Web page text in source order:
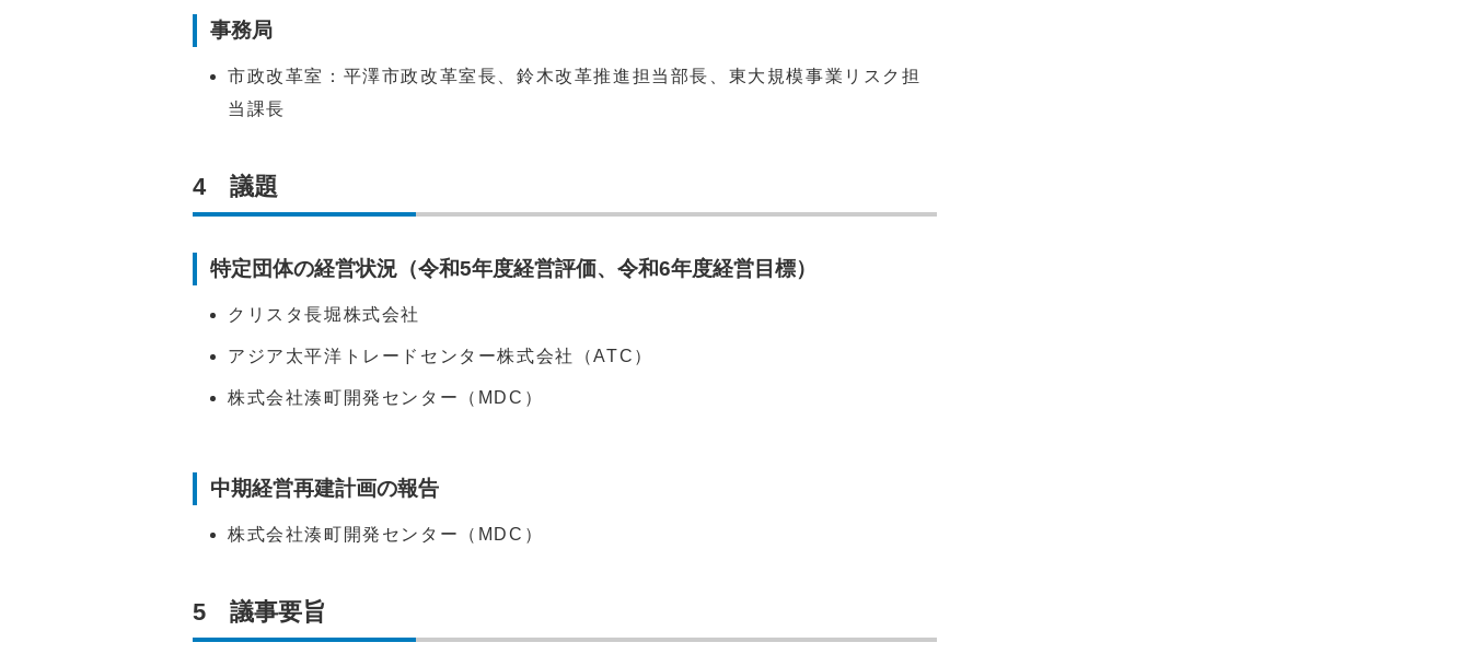
事務局
市政改革室：平澤市政改革室長、鈴木改革推進担当部長、東大規模事業リスク担
当課長
4 議題
特定団体の経営状況（令和5年度経営評価、令和6年度経営目標）
クリスタ長堀株式会社
アジア太平洋トレードセンター株式会社（ATC）
株式会社湊町開発センター（MDC）
中期経営再建計画の報告
株式会社湊町開発センター（MDC）
5 議事要旨